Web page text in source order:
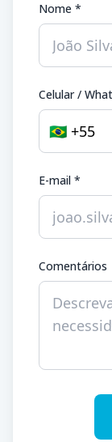
Nome *
Celular /
E-mail *
Comentários